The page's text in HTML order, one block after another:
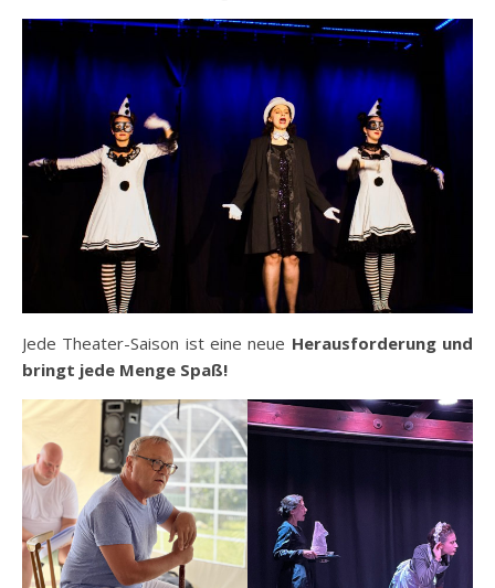
Jede Theater-Saison ist eine neue Herausforderung und
bringt jede Menge Spaß!